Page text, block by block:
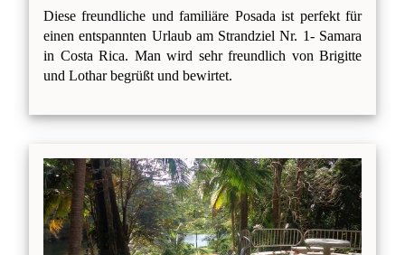
Diese freundliche und familiäre Posada ist perfekt für
einen entspannten Urlaub am Strandziel Nr. 1- Samara
in Costa Rica. Man wird sehr freundlich von Brigitte
und Lothar begrüßt und bewirtet.